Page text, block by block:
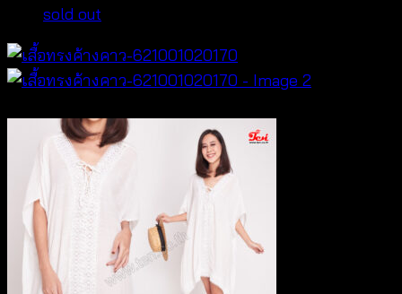
sold out